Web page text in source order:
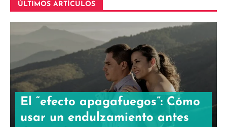
ÚLTIMOS ARTÍCULOS
El “efecto apagafuegos”: Cómo
usar un endulzamiento antes